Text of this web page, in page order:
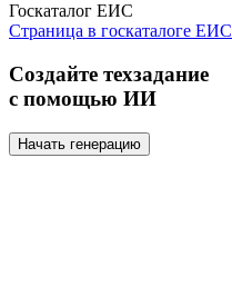
Госкаталог ЕИС
Страница в госкаталоге ЕИС
Создайте техзадание
с помощью ИИ
Начать генерацию